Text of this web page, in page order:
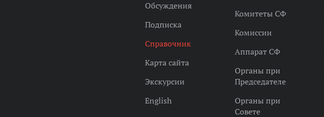
Обсуждения
Подписка
Справочник
Карта сайта
Экскурсии
English
Комитеты СФ
Комиссии
Аппарат СФ
Органы при
Председателе
Органы при
Совете